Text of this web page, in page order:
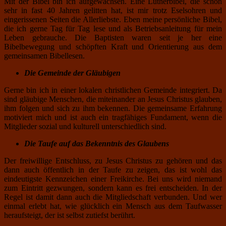
sehr in fast 40 Jahren gelitten hat, ist mir trotz Eselsohren und
eingerissenen Seiten die Allerliebste. Eben meine persönliche Bibel,
die ich gerne Tag für Tag lese und als Betriebsanleitung für mein
Leben gebrauche. Die Baptisten waren seit je her eine
Bibelbewegung und schöpften Kraft und Orientierung aus dem
gemeinsamen Bibellesen.
Die Gemeinde der Gläubigen
Gerne bin ich in einer lokalen christlichen Gemeinde integriert. Da
sind gläubige Menschen, die miteinander an Jesus Christus glauben,
ihm folgen und sich zu ihm bekennen. Die gemeinsame Erfahrung
motiviert mich und ist auch ein tragfähiges Fundament, wenn die
Mitglieder sozial und kulturell unterschiedlich sind.
Die Taufe auf das Bekenntnis des Glaubens
Der freiwillige Entschluss, zu Jesus Christus zu gehören und das
dann auch öffentlich in der Taufe zu zeigen, das ist wohl das
eindeutigste Kennzeichen einer Freikirche. Bei uns wird niemand
zum Eintritt gezwungen, sondern kann es frei entscheiden. In der
Regel ist damit dann auch die Mitgliedschaft verbunden. Und wer
einmal erlebt hat, wie glücklich ein Mensch aus dem Taufwasser
heraufsteigt, der ist selbst zutiefst berührt.